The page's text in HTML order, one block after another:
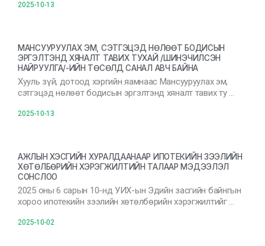
2025-10-13
МАНСУУРУУЛАХ ЭМ, СЭТГЭЦЭД НӨЛӨӨТ БОДИСЫН
ЭРГЭЛТЭНД ХЯНАЛТ ТАВИХ ТУХАЙ /ШИНЭЧИЛСЭН
НАЙРУУЛГА/-ИЙН ТӨСӨЛД САНАЛ АВЧ БАЙНА
Хууль зүй, дотоод хэргийн яамнаас Мансууруулах эм,
сэтгэцэд нөлөөт бодисын эргэлтэнд хяналт тавих ту …
2025-10-13
АЖЛЫН ХЭСГИЙН ХУРАЛДААНААР ИПОТЕКИЙН ЗЭЭЛИЙН
ХӨТӨЛБӨРИЙН ХЭРЭГЖИЛТИЙН ТАЛААР МЭДЭЭЛЭЛ
СОНСЛОО
2025 оны 6 сарын 10-нд УИХ-ын Эдийн засгийн байнгын
хороо ипотекийн зээлийн хөтөлбөрийн хэрэгжилтийг …
2025-10-02